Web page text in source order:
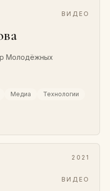
ВИДЕО
Молодёжных
Медиа Технологии
2021
ВИДЕО